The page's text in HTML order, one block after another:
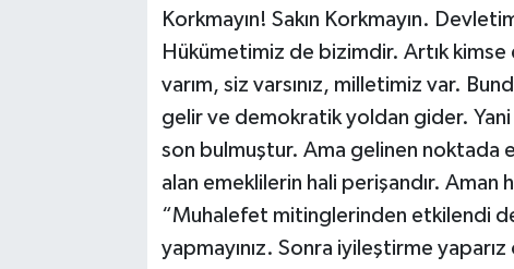
Korkmayın! Sakın Korkmayın.
Hükümetimiz de bizimdir. Artık
varım, siz varsınız, milletimiz var.
gelir ve demokratik yoldan gider.
son bulmuştur. Ama gelinen noktada
alan emeklilerin hali perişandır. Aman
“Muhalefet mitinglerinden etkilendi
yapmayınız. Sonra iyileştirme